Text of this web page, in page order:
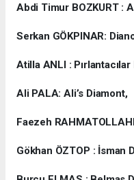
Abdi Timur BOZKURT :
Serkan GÖKPINAR:
Atilla ANLI : Pırlantacılar
Ali PALA: Ali’s Diamont,
Faezeh
Gökhan ÖZTOP : İsman